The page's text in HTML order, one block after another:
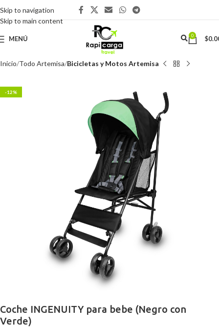
Skip to navigation
Skip to main content
MENÚ 0 $
Inicio Todo Artemisa Bicicletas y Motos Artemisa
-12%
Coche INGENUITY para bebe (Negro con
Verde)